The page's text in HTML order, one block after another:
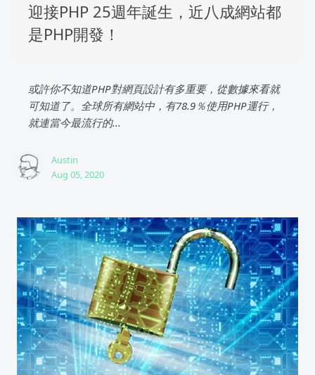
迎接PHP 25週年誕生，近八成網站都
是PHP開發！
或許你不知道PHP對網頁設計有多重要，從數據來看就
可知道了。全球所有網站中，有78.9％使用PHP運行，
就連當今最流行的...
Austin
Aug 05, 2020